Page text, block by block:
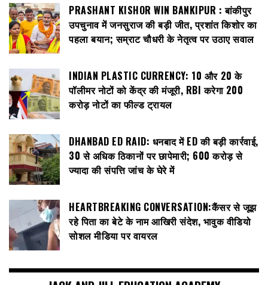
PRASHANT KISHOR WIN BANKIPUR : बांकीपुर
उपचुनाव में जनसुराज की बड़ी जीत, प्रशांत किशोर का
पहला बयान; सम्राट चौधरी के नेतृत्व पर उठाए सवाल
INDIAN PLASTIC CURRENCY: ₹10 और ₹20 के
पॉलीमर नोटों को केंद्र की मंजूरी, RBI करेगा 200
करोड़ नोटों का फील्ड ट्रायल
DHANBAD ED RAID: धनबाद में ED की बड़ी कार्रवाई,
30 से अधिक ठिकानों पर छापेमारी; 600 करोड़ से
ज्यादा की संपत्ति जांच के घेरे में
HEARTBREAKING CONVERSATION:कैंसर से जूझ
रहे पिता का बेटे के नाम आखिरी संदेश, भावुक वीडियो
सोशल मीडिया पर वायरल